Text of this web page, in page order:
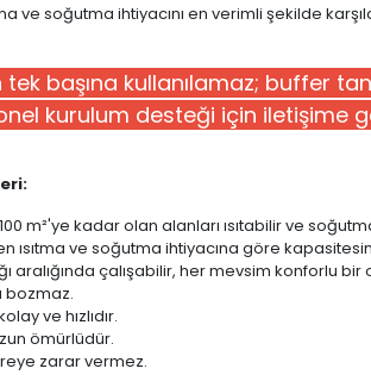
ve soğutma ihtiyacını en verimli şekilde
başına kullanılamaz; buffer
kurulum desteği için iletişime
m²'ye kadar olan alanları ısıtabilir ve
ısıtma ve soğutma ihtiyacına göre
aralığında çalışabilir, her mevsim konforlu
bozmaz.
ve hızlıdır.
ömürlüdür.
zarar vermez.